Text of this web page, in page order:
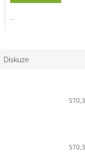
...
Diskuze